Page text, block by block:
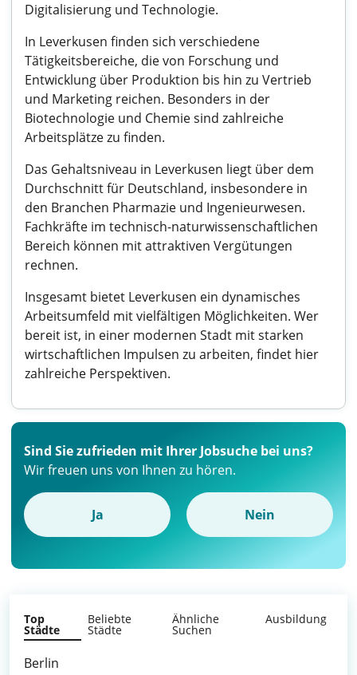
Digitalisierung und Technologie.
In Leverkusen finden sich verschiedene
Tätigkeitsbereiche, die von Forschung und
Entwicklung über Produktion bis hin zu Vertrieb
und Marketing reichen. Besonders in der
Biotechnologie und Chemie sind zahlreiche
Arbeitsplätze zu finden.
Das Gehaltsniveau in Leverkusen liegt über dem
Durchschnitt für Deutschland, insbesondere in
den Branchen Pharmazie und Ingenieurwesen.
Fachkräfte im technisch-naturwissenschaftlichen
Bereich können mit attraktiven Vergütungen
rechnen.
Insgesamt bietet Leverkusen ein dynamisches
Arbeitsumfeld mit vielfältigen Möglichkeiten. Wer
bereit ist, in einer modernen Stadt mit starken
wirtschaftlichen Impulsen zu arbeiten, findet hier
zahlreiche Perspektiven.
Sind Sie zufrieden mit Ihrer Jobsuche bei uns?
Wir freuen uns von Ihnen zu hören.
Ja Nein
Top
Städte
Beliebte
Städte
Ähnliche
Suchen
Ausbildung
Berlin